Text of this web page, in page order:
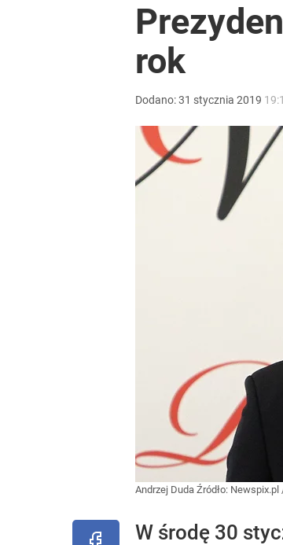
Tajemnica paragonów grozy. Tak
Stanowski przemawiał u
rok
Dodano:31 stycznia 2019
Andrzej Duda Źródło: Newspix.pl
W środę 30